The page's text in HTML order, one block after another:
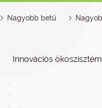
Nagyobb betű
Innovációs